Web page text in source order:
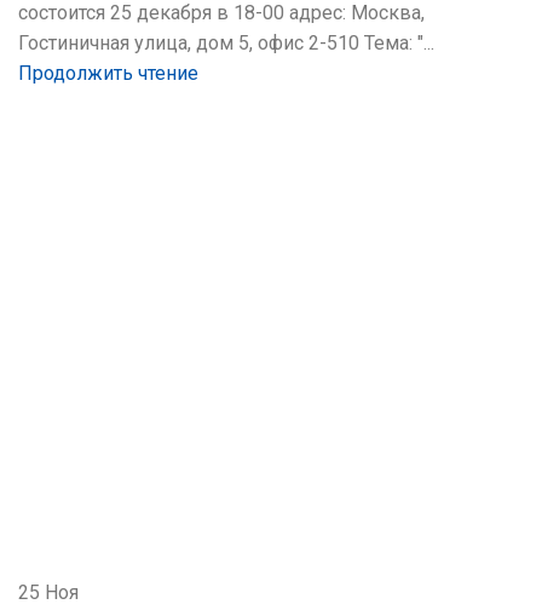
состоится 25 декабря в 18-00 адрес: Москва,
Гостиничная улица, дом 5, офис 2-510 Тема: "...
Продолжить чтение
25 Ноя